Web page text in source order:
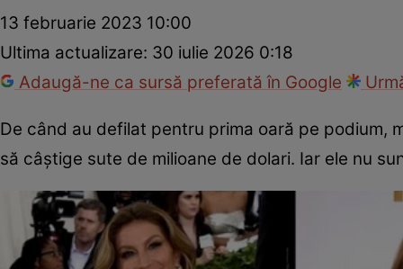
13 februarie 2023 10:00
Ultima actualizare: 30 iulie 2026 0:18
Adaugă-ne ca sursă preferată în Google
De când au defilat pentru prima oară pe podium,
să câștige sute de milioane de dolari. Iar ele nu